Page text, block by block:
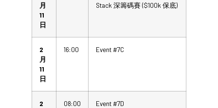
月
11
日
Stack 深籌碼賽 ($100k 保底)
2
月
11
日
16:00 Event #7C
2
08:00 Event #7D